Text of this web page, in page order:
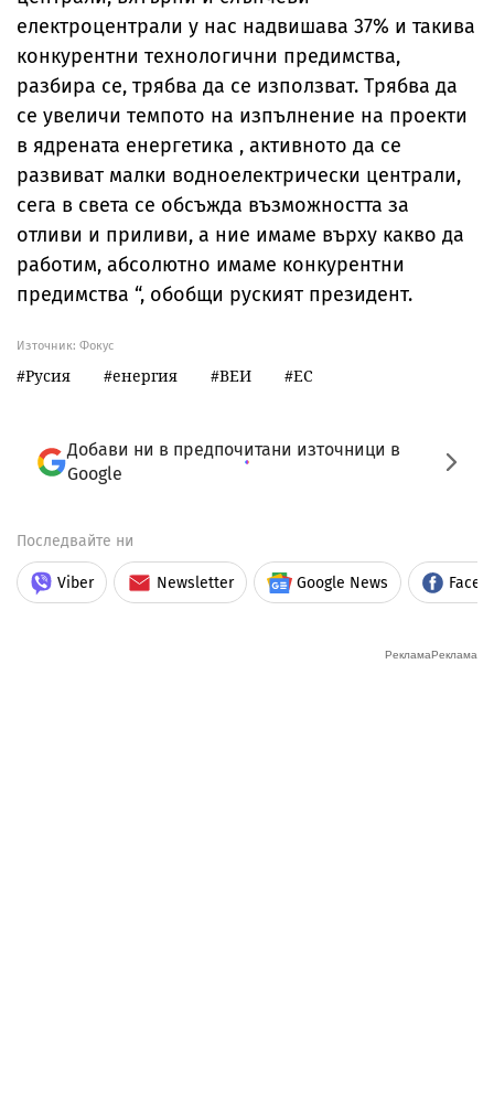
електроцентрали у нас надвишава 37% и такива
конкурентни технологични предимства,
разбира се, трябва да се използват. Трябва да
се увеличи темпото на изпълнение на проекти
в ядрената енергетика , активното да се
развиват малки водноелектрически централи,
сега в света се обсъжда възможността за
отливи и приливи, а ние имаме върху какво да
работим, абсолютно имаме конкурентни
предимства “, обобщи руският президент.
Източник: Фокус
Русия енергия ВЕИ ЕС
Добави ни в предпочитани източници в
Google
Последвайте ни
Viber Newsletter Google News